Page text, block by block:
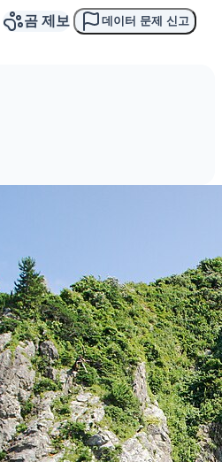
곰 제보 데이터 문제 신고